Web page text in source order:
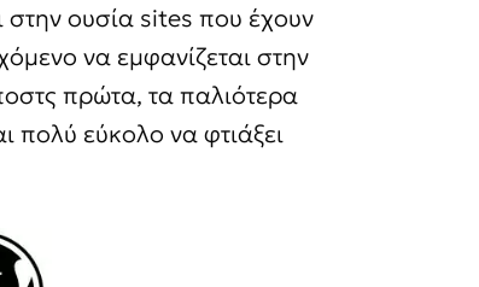
ουσία sites που έχουν
να εμφανίζεται στην
πρώτα, τα παλιότερα
πολύ εύκολο να φτιάξει